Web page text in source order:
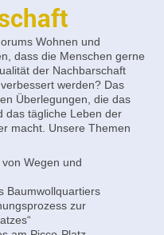
Wohnen und
dass die Menschen gerne
der Nachbarschaft
werden? Das
Überlegungen, die das
das tägliche Leben der
macht. Unsere Themen
Wegen und
Baumwollquartiers
zur